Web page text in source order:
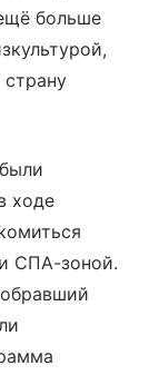
больше
ходе
СПА-зоной.